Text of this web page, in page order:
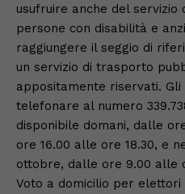
usufruire anche del
persone con disabilità e
raggiungere il seggio di
un servizio di trasporto
appositamente riservati.
telefonare al numero
disponibile domani, dalle
ore 16.00 alle ore 18.30, e
ottobre, dalle ore 9.00 alle
Voto a domicilio per